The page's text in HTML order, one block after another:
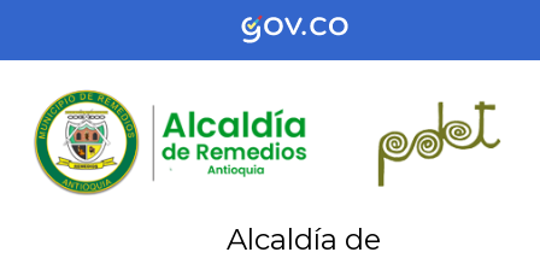
Alcaldía de